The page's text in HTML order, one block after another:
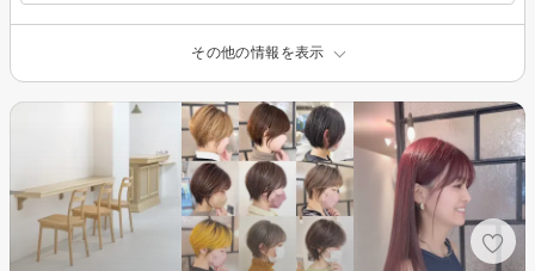
その他の情報を表示